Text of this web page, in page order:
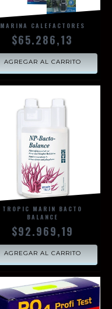
MARINA CALEFACTORES
$65.286,13
AGREGAR AL CARRITO
TROPIC MARIN BACTO
BALANCE
$92.969,19
AGREGAR AL CARRITO